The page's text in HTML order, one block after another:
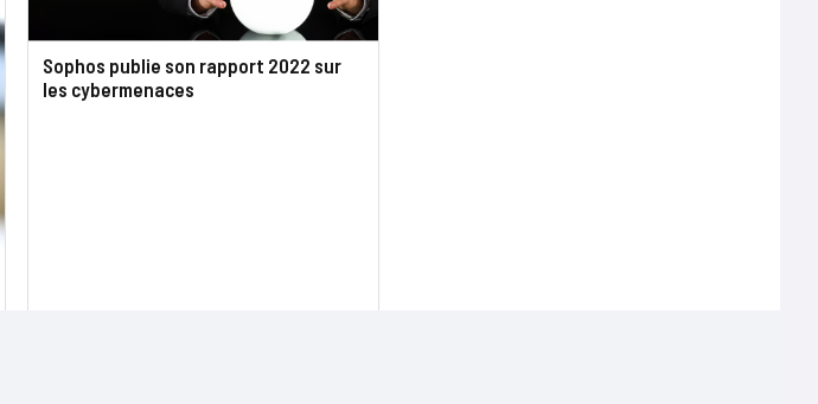
Sophos publie son rapport 2022 sur
les cybermenaces